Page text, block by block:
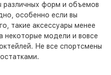
различных форм и объемов
особенно если вы
такие аксессуары менее
некоторые модели и вовсе
Не все спортсмены